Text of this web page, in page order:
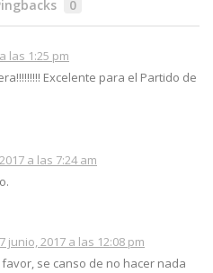
0
las 1:25 pm
Excelente para el Partido de
a las 7:24 am
junio, 2017 a las 12:08 pm
se canso de no hacer nada